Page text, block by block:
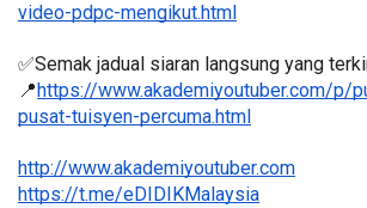
video-pdpc-mengikut.html
✅Semak jadual siaran langsung yang
📍 https://www.akademiyoutuber.com/p/
pusat-tuisyen-percuma.html
http://www.akademiyoutuber.com
https://t.me/eDIDIKMalaysia